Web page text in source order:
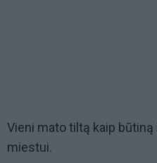
Vieni mato tiltą kaip
miestui.